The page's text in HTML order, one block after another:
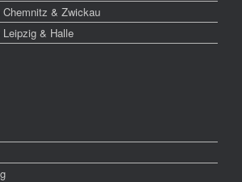
& Zwickau
& Halle